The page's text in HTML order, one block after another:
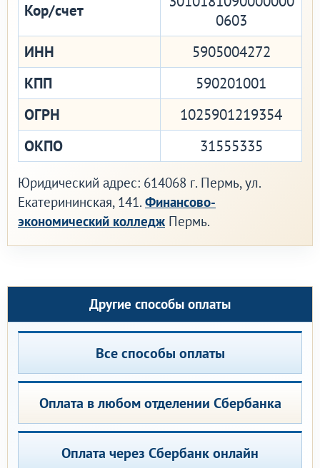
Кор/счет
0603
ИНН
5905004272
КПП
590201001
ОГРН
1025901219354
ОКПО
31555335
Юридический адрес: 614068 г. Пермь, ул.
Екатерининская, 141. Финансово-
экономический колледж Пермь.
Другие способы оплаты
Все способы оплаты
Оплата в любом отделении Сбербанка
Оплата через Сбербанк онлайн